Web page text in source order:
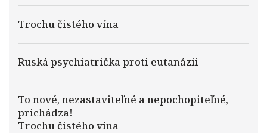
Trochu čistého vína
Ruská psychiatrička proti eutanázii
To nové, nezastaviteľné a nepochopiteľné,
prichádza!
Trochu čistého vína